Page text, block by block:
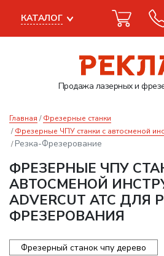
Продажа лазерныхи
КАТАЛОГ
Главная
Фрезерные станки
Фрезерные ЧПУ станки с автосменой
Резка-Фрезерование
ФРЕЗЕРНЫЕ ЧПУ
АВТОСМЕНОЙ
ADVERCUT ATC ДЛЯ
ФРЕЗЕРОВАНИЯ
Фрезерный станок чпу дерево